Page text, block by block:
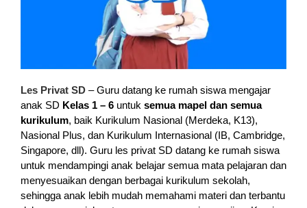
Les Privat SD– Guru datang ke rumah siswa mengajar
anak SD Kelas 1 – 6untuk semua mapel dan semua
kurikulum, baik Kurikulum Nasional (Merdeka, K13),
Nasional Plus, dan Kurikulum Internasional (IB, Cambridge,
Singapore, dll). Guru les privat SD datang ke rumah siswa
untuk mendampingi anak belajar semua mata pelajaran dan
menyesuaikan dengan berbagai kurikulum sekolah,
sehingga anak lebih mudah memahami materi dan terbantu